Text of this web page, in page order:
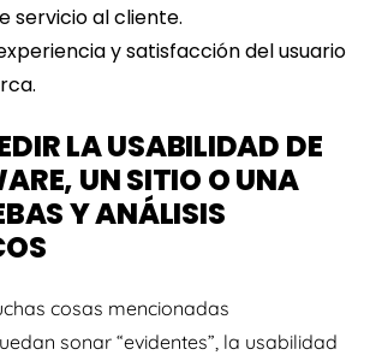
servicio al cliente.
y satisfacción del usuario
LA USABILIDAD DE
UN SITIO O UNA
Y ANÁLISIS
cosas mencionadas
sonar “evidentes”, la usabilidad